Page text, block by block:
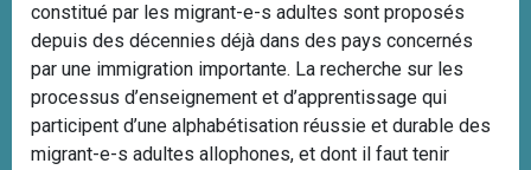
constitué par les migrant-e-s adultes sont proposés
depuis des décennies déjà dans des pays concernés
par une immigration importante. La recherche sur les
processus d’enseignement et d’apprentissage qui
participent d’une alphabétisation réussie et durable des
migrant-e-s adultes allophones, et dont il faut tenir